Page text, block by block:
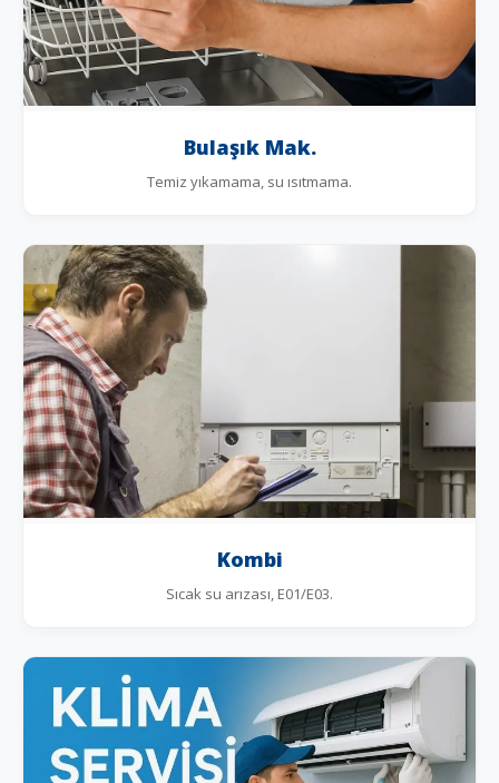
Bulaşık Mak.
Temiz yıkamama, su ısıtmama.
Kombi
Sıcak su arızası, E01/E03.